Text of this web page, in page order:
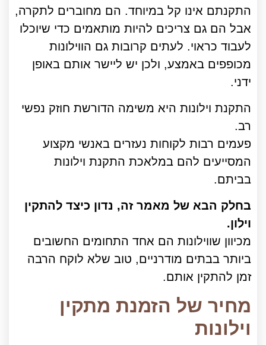
התקנתם אינו קל במיוחד. הם מחוברים לתקרה,
אבל הם גם צריכים להיות מותאמים כדי שיוכלו
לעבוד כראוי. לעתים קרובות גם הווילונות
מכופפים באמצע, ולכן יש ליישר אותם באופן
ידני.
התקנת וילונות היא משימה הדורשת חוזק נפשי
רב.
פעמים רבות לקוחות נעזרים באנשי מקצוע
המסייעים להם במלאכת התקנת וילונות
בביתם.
בחלק הבא של מאמר זה, נדון כיצד להתקין
וילון.
מכיוון שווילונות הם אחד התחומים החשובים
ביותר בבתים מודרניים, טוב שלא לוקח הרבה
זמן להתקין אותם.
מחיר של הזמנת מתקין
וילונות